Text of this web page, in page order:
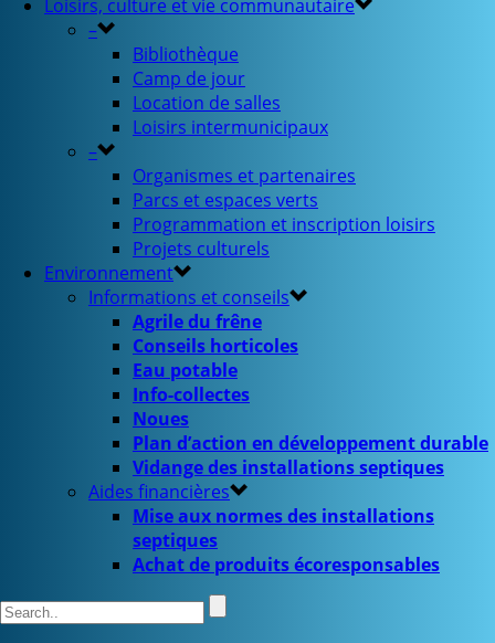
Loisirs, culture et vie communautaire
–
Bibliothèque
Camp de jour
Location de salles
Loisirs intermunicipaux
–
Organismes et partenaires
Parcs et espaces verts
Programmation et inscription loisirs
Projets culturels
Environnement
Informations et conseils
Agrile du frêne
Conseils horticoles
Eau potable
Info-collectes
Noues
Plan d’action en développement durable
Vidange des installations septiques
Aides financières
Mise aux normes des installations
septiques
Achat de produits écoresponsables